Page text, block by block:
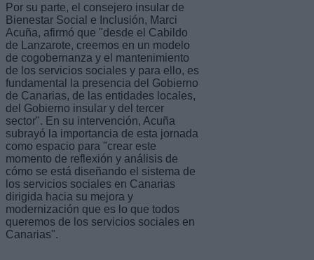
Por su parte, el consejero insular de
Bienestar Social e Inclusión, Marci
Acuña, afirmó que "desde el Cabildo
de Lanzarote, creemos en un modelo
de cogobernanza y el mantenimiento
de los servicios sociales y para ello, es
fundamental la presencia del Gobierno
de Canarias, de las entidades locales,
del Gobierno insular y del tercer
sector". En su intervención, Acuña
subrayó la importancia de esta jornada
como espacio para "crear este
momento de reflexión y análisis de
cómo se está diseñando el sistema de
los servicios sociales en Canarias
dirigida hacia su mejora y
modernización que es lo que todos
queremos de los servicios sociales en
Canarias".